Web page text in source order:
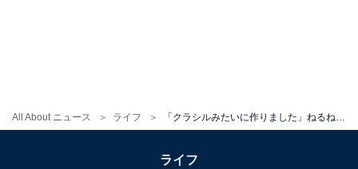
All About ニュース ライフ
ライフ